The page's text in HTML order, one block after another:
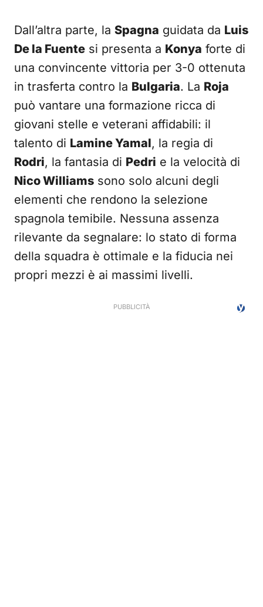
Dall’altra parte, la Spagna guidata da Luis
De la Fuente si presenta a Konya forte di
una convincente vittoria per 3-0 ottenuta
in trasferta contro la Bulgaria. La Roja
può vantare una formazione ricca di
giovani stelle e veterani affidabili: il
talento di Lamine Yamal, la regia di
Rodri, la fantasia di Pedri e la velocità di
Nico Williams sono solo alcuni degli
elementi che rendono la selezione
spagnola temibile. Nessuna assenza
rilevante da segnalare: lo stato di forma
della squadra è ottimale e la fiducia nei
propri mezzi è ai massimi livelli.